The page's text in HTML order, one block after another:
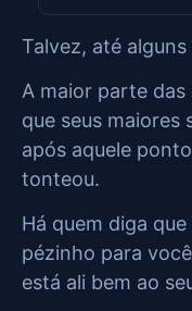
Talvez, até
A maior parte das
que seus maiores
após aquele
tonteou.
Há quem diga
pézinho para
está ali bem ao